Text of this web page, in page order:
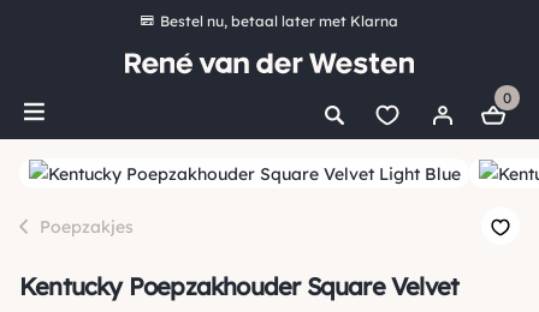
Bestel nu, betaal later met Klarna
Ruim 16.000 artikelen op voorraad
Voor 15:00 uur besteld, vandaag nog verzonden!
0
Poepzakjes
Kentucky Poepzakhouder Square Velvet